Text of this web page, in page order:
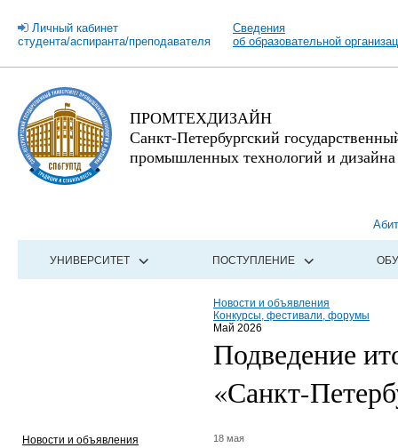
Личный кабинет
студента/аспиранта/преподавателя
Сведения
об образовательной
ПРОМТЕХДИЗАЙН
Санкт-Петербургский
промышленных технологий и дизайна
УНИВЕРСИТЕТ ПОСТУПЛЕНИЕ
Новости и объявления
Конкурсы, фестивали, форумы
Май 2026
Подведение
«Санкт-
Новости и объявления
18 мая